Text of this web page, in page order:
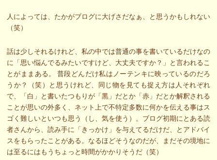
人によっては、たかがブログに大げさだなぁ、と思うかもしれない
（笑）
話は少しそれるけれど、私の中では普通の事を書いているだけなの
に「思い悩んでるみたいですけど、大丈夫ですか？」と言われるこ
とがままある。 普段どんだけ私はノーテンキに映っているのだろ
うか？（笑）と思うけれど、同じ物を見ても捉え方は人それぞれ
で、「白」と書いたつもりが「黒」だとか「赤」だとか解釈される
ことが思いの外多く、ネット上で不特定多数に何かを伝える事はス
ゴく難しいといつも思う（し、気を使う）。ブログ初期にとある読
者さんから、読み手に「きっかけ」を与えてるだけだ、とアドバイ
スをもらったことがある。なるほどそうなのだが、まだその境地に
は至るにはもうちょっと時間がかかりそうだ（笑）